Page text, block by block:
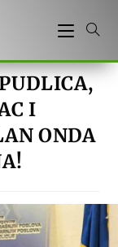
I
ONDA